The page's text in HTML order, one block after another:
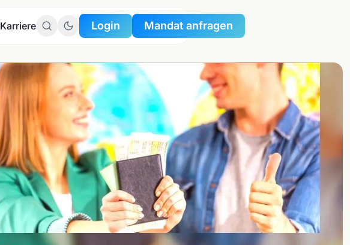
Karriere Login
Zum
Mandantenportal
Zum
Datenschutzportal
Mandat anfragen